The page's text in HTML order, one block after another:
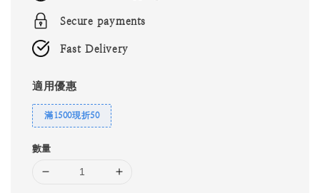
Secure payments
Fast Delivery
適用優惠
滿1500現折50
數量